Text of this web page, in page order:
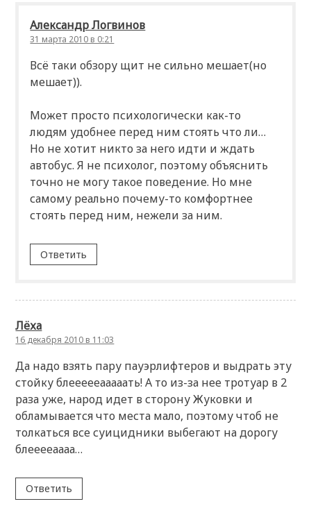
Александр Логвинов
31 марта 2010 в 0:21
Всё таки обзору щит не сильно мешает(но
мешает)).
Может просто психологически как-то
людям удобнее перед ним стоять что ли…
Но не хотит никто за него идти и ждать
автобус. Я не психолог, поэтому объяснить
точно не могу такое поведение. Но мне
самому реально почему-то комфортнее
стоять перед ним, нежели за ним.
Ответить
Лёха
16 декабря 2010 в 11:03
Да надо взять пару пауэрлифтеров и выдрать эту
стойку блеееееааааать! А то из-за нее тротуар в 2
раза уже, народ идет в сторону Жуковки и
обламывается что места мало, поэтому чтоб не
толкаться все суицидники выбегают на дорогу
блееееаааа…
Ответить